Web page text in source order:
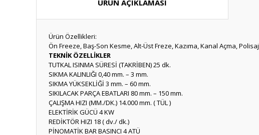
ÜRÜN AÇIKLAMASI
Ürün Özellikleri:
Ön Freeze, Baş-Son Kesme, Alt-Üst Freze, Kazıma, Kanal Açma, Polisaj
TEKNİK ÖZELLİKLER
TUTKAL ISINMA SÜRESİ (TAKRİBEN) 25 dk.
SIKMA KALINLIĞI 0,40 mm. – 3 mm.
SIKMA YÜKSEKLİĞİ 3 mm. – 60 mm.
SIKILACAK PARÇA EBATLARI 80 mm. – 150 mm.
ÇALIŞMA HIZI (MM./DK.) 14.000 mm. ( TÜL )
ELEKTİRİK GÜCÜ 4 KW
REDİKTÖR HIZI 18 ( dv./ dk.)
PİNOMATİK BAR BASINCI 4 ATÜ